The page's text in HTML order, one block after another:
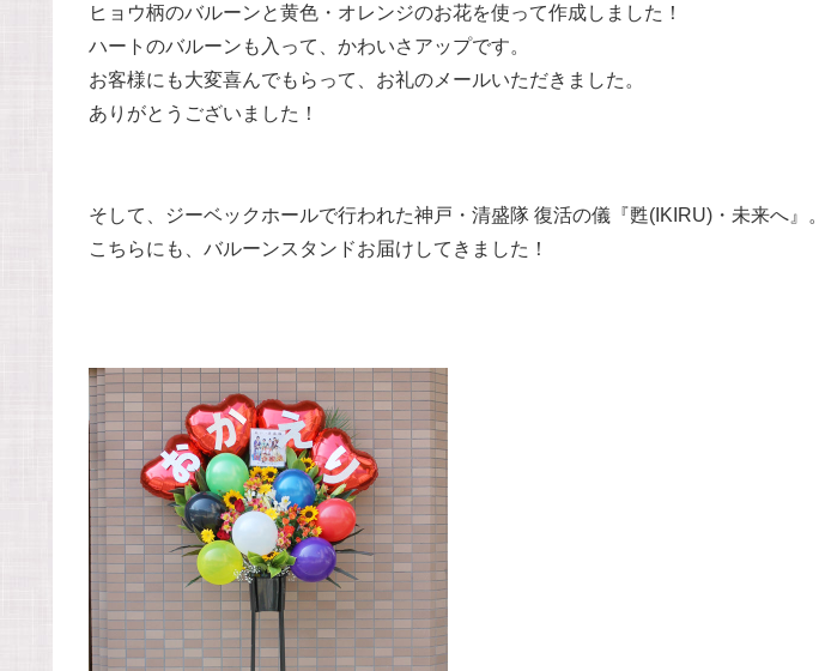
ヒョウ柄のバルーンと黄色・オレンジのお花を使って作成しました！
ハートのバルーンも入って、かわいさアップです。
お客様にも大変喜んでもらって、お礼のメールいただきました。
ありがとうございました！
そして、ジーベックホールで行われた神戸・清盛隊 復活の儀『甦(IKIRU)・未来へ』。
こちらにも、バルーンスタンドお届けしてきました！